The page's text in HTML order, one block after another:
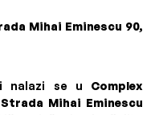
Mihai Eminescu 90,
nalazi se u Complex
Mihai Eminescu